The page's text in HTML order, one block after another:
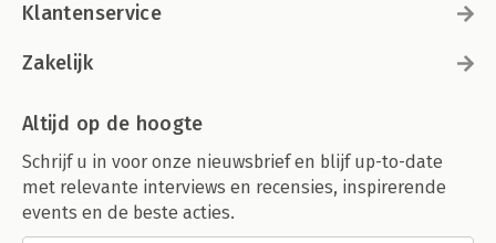
Klantenservice
Zakelijk
Altijd op de hoogte
Schrijf u in voor onze nieuwsbrief en blijf up-to-date
met relevante interviews en recensies, inspirerende
events en de beste acties.